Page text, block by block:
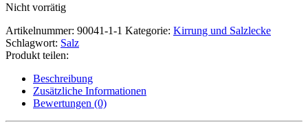
Nicht vorrätig
Artikelnummer: 90041-1-1 Kategorie: Kirrung und Salzlecke
Schlagwort: Salz
Produkt teilen:
Beschreibung
Zusätzliche Informationen
Bewertungen (0)